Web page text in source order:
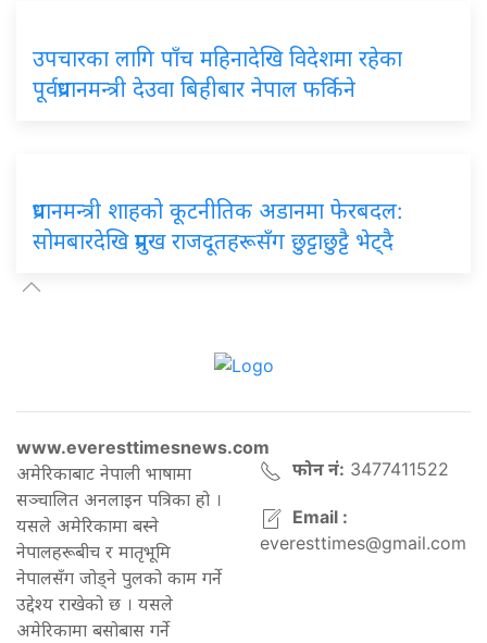
उपचारका लागि पाँच महिनादेखि विदेशमा रहेका
पूर्वप्रधानमन्त्री देउवा बिहीबार नेपाल फर्किने
प्रधानमन्त्री शाहको कूटनीतिक अडानमा फेरबदल:
सोमबारदेखि प्रमुख राजदूतहरूसँग छुट्टाछुट्टै भेट्दै
www.everesttimesnews.com
अमेरिकाबाट नेपाली भाषामा
सञ्चालित अनलाइन पत्रिका हो ।
यसले अमेरिकामा बस्ने
नेपालहरूबीच र मातृभूमि
नेपालसँग जोड्ने पुलको काम गर्ने
उद्देश्य राखेको छ । यसले
अमेरिकामा बसोबास गर्ने
फोन नं: 3477411522
Email :
everesttimes@gmail.com